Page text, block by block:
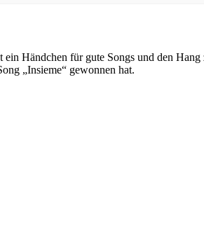
ein Händchen für gute Songs und den
„Insieme“ gewonnen hat.